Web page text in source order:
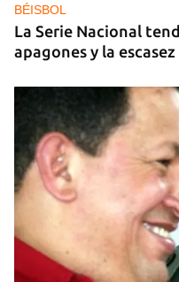
dólares
BÉISBOL
La Serie Nacional
apagones y la